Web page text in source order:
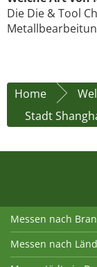
Die Die & Tool
Home
Stadt
Messen nach
Messen nach